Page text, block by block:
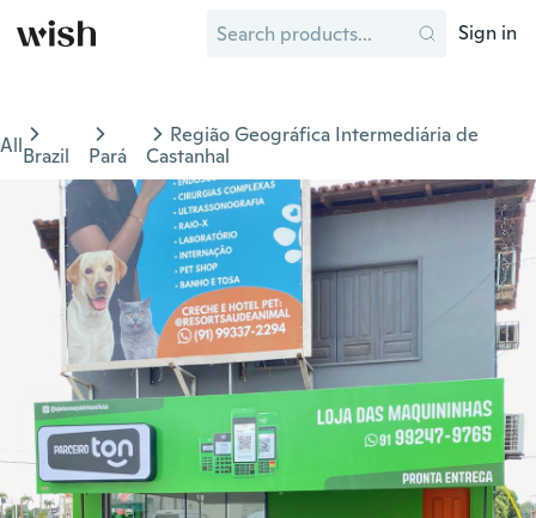
Sign in
AllBrazil Pará
Região Geográfica Intermediária de
Castanhal